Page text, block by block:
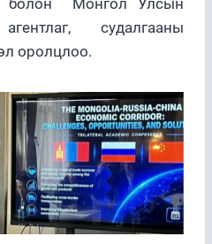
судалгааны
оролцлоо.